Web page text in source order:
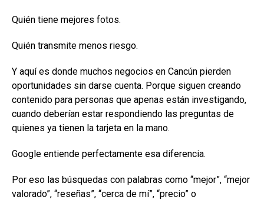
Quién tiene mejores fotos.
Quién transmite menos riesgo.
Y aquí es donde muchos negocios en Cancún pierden
oportunidades sin darse cuenta. Porque siguen creando
contenido para personas que apenas están investigando,
cuando deberían estar respondiendo las preguntas de
quienes ya tienen la tarjeta en la mano.
Google entiende perfectamente esa diferencia.
Por eso las búsquedas con palabras como “mejor”, “mejor
valorado”, “reseñas”, “cerca de mí”, “precio” o